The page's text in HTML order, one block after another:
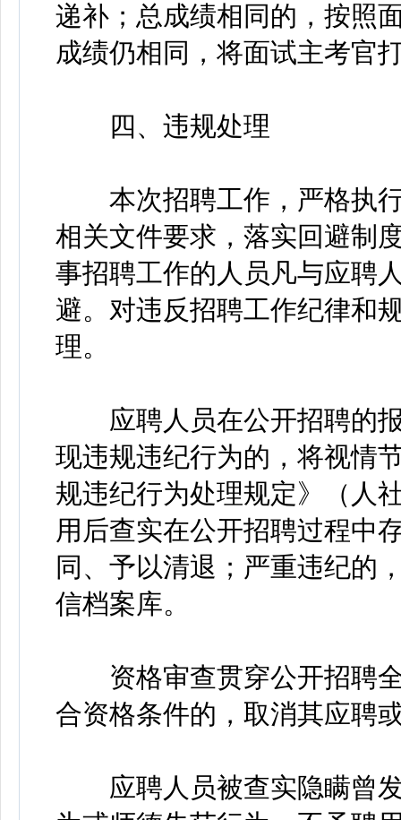
递补；总成绩相同的，按照
成绩仍相同，将面试主考官
四、违规处理
本次招聘工作，严格执行
相关文件要求，落实回避制
事招聘工作的人员凡与应聘
避。对违反招聘工作纪律和
理。
应聘人员在公开招聘的报
现违规违纪行为的，将视情
规违纪行为处理规定》（人
用后查实在公开招聘过程中
同、予以清退；严重违纪的
信档案库。
资格审查贯穿公开招聘全
合资格条件的，取消其应聘
应聘人员被查实隐瞒曾发